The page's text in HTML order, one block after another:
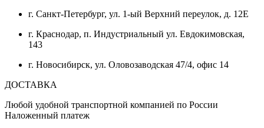
г. Санкт-Петербург, ул. 1-ый Верхний переулок, д. 12Е
г. Краснодар, п. Индустриальный ул. Евдокимовская,
143
г. Новосибирск, ул. Оловозаводская 47/4, офис 14
ДОСТАВКА
Любой удобной транспортной компанией по России
Наложенный платеж